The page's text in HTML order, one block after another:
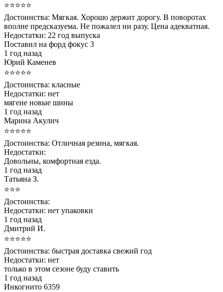
⭐⭐⭐⭐⭐
Достоинства: Мягкая. Хорошо держит дорогу. В поворотах
вполне предсказуема. Не пожалел ни разу. Цена адекватная.
Недостатки: 22 год выпуска
Поставил на форд фокус 3
1 год назад
Юрий Каменев
⭐⭐⭐⭐⭐
Достоинства: класные
Недостатки: нет
мягеие новые шины
1 год назад
Марина Акулич
⭐⭐⭐⭐⭐
Достоинства: Отличная резина, мягкая.
Недостатки:
Довольны, комфортная езда.
1 год назад
Татьяна З.
⭐⭐⭐
Достоинства:
Недостатки: нет упаковки
1 год назад
Дмитрий И.
⭐⭐⭐⭐⭐
Достоинства: быстрая доставка свежий год
Недостатки: нет
только в этом сезоне буду ставить
1 год назад
Инкогнито 6359